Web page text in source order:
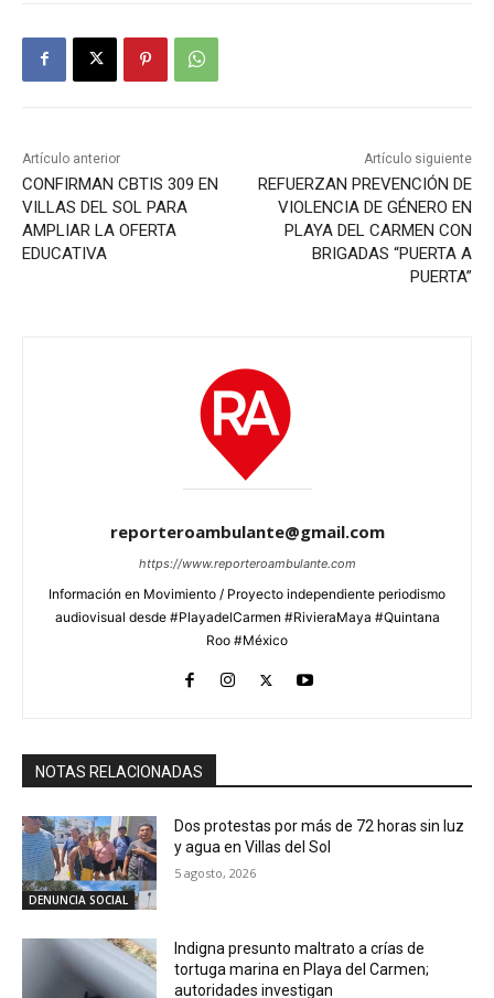
Artículo anterior
CONFIRMAN CBTIS 309 EN
VILLAS DEL SOL PARA
AMPLIAR LA OFERTA
EDUCATIVA
Artículo siguiente
REFUERZAN PREVENCIÓN DE
VIOLENCIA DE GÉNERO EN
PLAYA DEL CARMEN CON
BRIGADAS “PUERTA A
PUERTA”
reporteroambulante@gmail.com
https://www.reporteroambulante.com
Información en Movimiento / Proyecto independiente periodismo
audiovisual desde #PlayadelCarmen #RivieraMaya #Quintana
Roo #México
NOTAS RELACIONADAS
DENUNCIA SOCIAL
Dos protestas por más de 72 horas sin luz
y agua en Villas del Sol
5 agosto, 2026
Indigna presunto maltrato a crías de
tortuga marina en Playa del Carmen;
autoridades investigan